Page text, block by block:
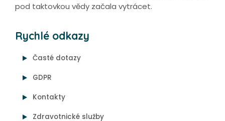
pod taktovkou vědy začala vytrácet.
Rychlé odkazy
Časté dotazy
GDPR
Kontakty
Zdravotnické služby